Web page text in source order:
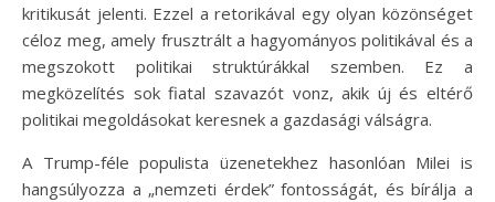
kritikusát jelenti. Ezzel a retorikával egy olyan közönséget
céloz meg, amely frusztrált a hagyományos politikával és a
megszokott politikai struktúrákkal szemben. Ez a
megközelítés sok fiatal szavazót vonz, akik új és eltérő
politikai megoldásokat keresnek a gazdasági válságra.
A Trump-féle populista üzenetekhez hasonlóan Milei is
hangsúlyozza a „nemzeti érdek” fontosságát, és bírálja a